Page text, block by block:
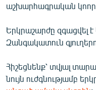
English
Русский
աշխարհագրական
Երկրաշարժը զգացվել
Զանգակատուն
Հիշեցնենք՝ տվյալ
նույն ուժգնությամբ